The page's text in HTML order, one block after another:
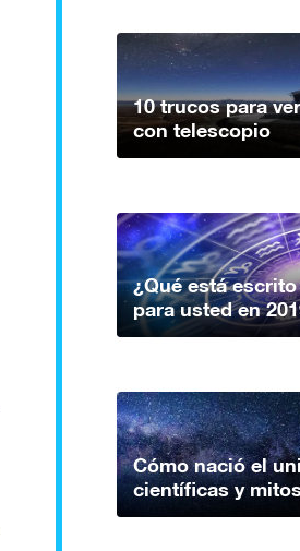
10 trucos para
con telescopio
¿Qué está
para usted en
Cómo nació el
científicas y mitos